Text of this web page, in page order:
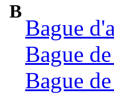
B
Bague
Bague
Bague